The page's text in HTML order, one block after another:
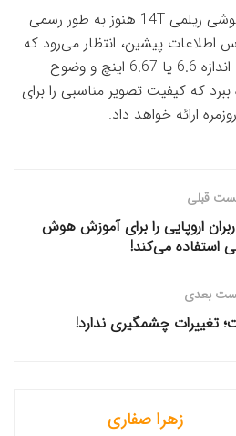
اگرچه ابعاد دقیق نمایشگر گوشی ریلمی 14T هنوز به طور رسمی
اطلاعات پیشین، انتظار می‌رود که
این گوشی از یک نمایشگر با اندازه 6.6 یا 6.67 اینچ و وضوح
بهره ببرد که کیفیت تصویر مناسبی را برای
ارائه خواهد داد.
قبلی
اروپایی را برای آموزش هوش
استفاده می‌کند!
بعدی
زهرا صفاری